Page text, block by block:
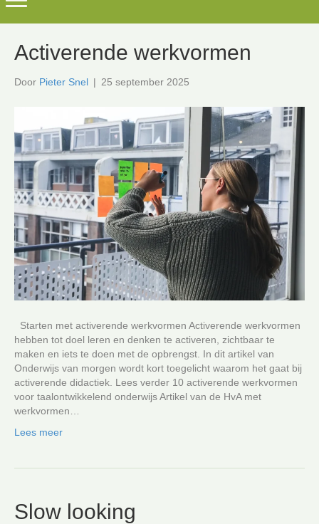
Activerende werkvormen
Door Pieter Snel | 25 september 2025
Starten met activerende werkvormen Activerende werkvormen
hebben tot doel leren en denken te activeren, zichtbaar te
maken en iets te doen met de opbrengst. In dit artikel van
Onderwijs van morgen wordt kort toegelicht waarom het gaat bij
activerende didactiek. Lees verder 10 activerende werkvormen
voor taalontwikkelend onderwijs Artikel van de HvA met
werkvormen…
Lees meer
Slow looking